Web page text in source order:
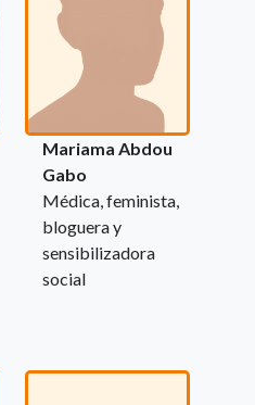
Mariama Abdou
Gabo
Médica, feminista,
bloguera y
sensibilizadora
social